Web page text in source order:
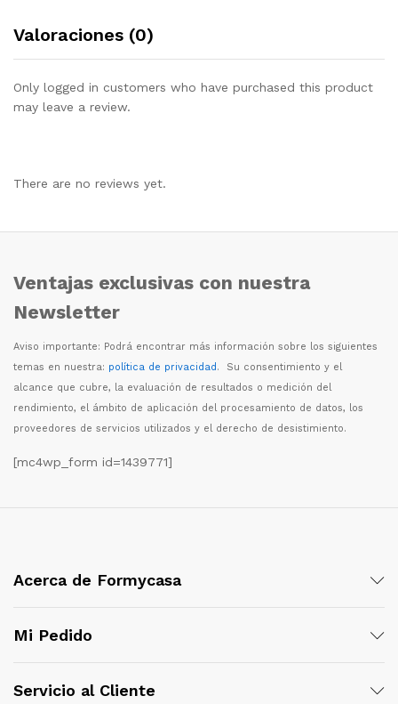
Valoraciones (0)
Only logged in customers who have purchased this product
may leave a review.
There are no reviews yet.
Ventajas exclusivas con nuestra
Newsletter
Aviso importante: Podrá encontrar más información sobre los siguientes
temas en nuestra: política de privacidad. Su consentimiento y el
alcance que cubre, la evaluación de resultados o medición del
rendimiento, el ámbito de aplicación del procesamiento de datos, los
proveedores de servicios utilizados y el derecho de desistimiento.
[mc4wp_form id=1439771]
Acerca de Formycasa
Mi Pedido
Servicio al Cliente